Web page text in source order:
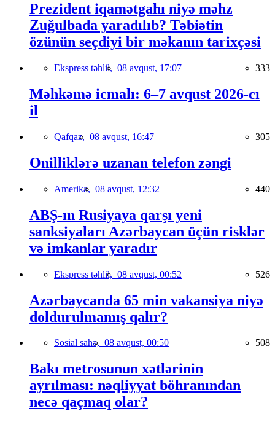
Prezident iqamətgahı niyə məhz
Zuğulbada yaradılıb? Təbiətin
özünün seçdiyi bir məkanın tarixçəsi
Ekspress təhlil, 08 avqust, 17:07 333
Məhkəmə icmalı: 6–7 avqust 2026-cı
il
Qafqaz, 08 avqust, 16:47 305
Onilliklərə uzanan telefon zəngi
Amerika, 08 avqust, 12:32 440
ABŞ-ın Rusiyaya qarşı yeni
sanksiyaları Azərbaycan üçün risklər
və imkanlar yaradır
Ekspress təhlil, 08 avqust, 00:52 526
Azərbaycanda 65 min vakansiya niyə
doldurulmamış qalır?
Sosial sahə, 08 avqust, 00:50 508
Bakı metrosunun xətlərinin
ayrılması: nəqliyyat böhranından
necə qaçmaq olar?